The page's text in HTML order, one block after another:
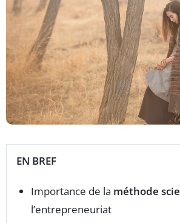
EN BREF
Importance de la méthode
l’entrepreneuriat